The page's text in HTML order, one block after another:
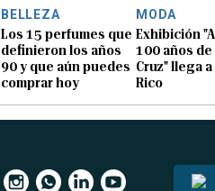
BELLEZA
Los 15 perfumes que
definieron los años
90 y que aún puedes
comprar hoy
MODA
Exhibición
100 años de
Cruz" llega
Rico